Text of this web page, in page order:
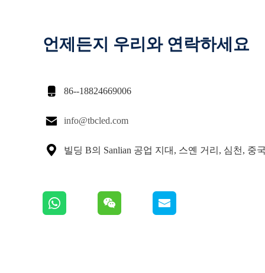
언제든지 우리와 연락하세요
 86--18824669006
 info@tbcled.com
 빌딩 B의 Sanlian 공업 지대, 스옌 거리, 심천, 중